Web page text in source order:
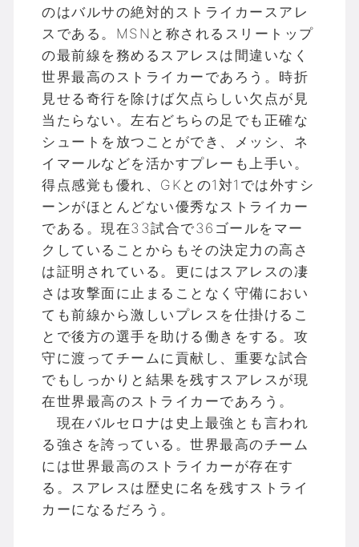
のはバルサの絶対的ストライカースアレ
スである。MSNと称されるスリートップ
の最前線を務めるスアレスは間違いなく
世界最高のストライカーであろう。時折
見せる奇行を除けば欠点らしい欠点が見
当たらない。左右どちらの足でも正確な
シュートを放つことができ、メッシ、ネ
イマールなどを活かすプレーも上手い。
得点感覚も優れ、GKとの1対1では外すシ
ーンがほとんどない優秀なストライカー
である。現在33試合で36ゴールをマー
クしていることからもその決定力の高さ
は証明されている。更にはスアレスの凄
さは攻撃面に止まることなく守備におい
ても前線から激しいプレスを仕掛けるこ
とで後方の選手を助ける働きをする。攻
守に渡ってチームに貢献し、重要な試合
でもしっかりと結果を残すスアレスが現
在世界最高のストライカーであろう。
現在バルセロナは史上最強とも言われ
る強さを誇っている。世界最高のチーム
には世界最高のストライカーが存在す
る。スアレスは歴史に名を残すストライ
カーになるだろう。